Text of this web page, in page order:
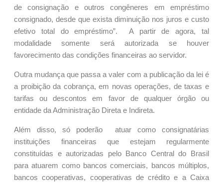
de consignação e outros congêneres em empréstimo
consignado, desde que exista diminuição nos juros e custo
efetivo total do empréstimo”. A partir de agora, tal
modalidade somente será autorizada se houver
favorecimento das condições financeiras ao servidor.
Outra mudança que passa a valer com a publicação da lei é
a proibição da cobrança, em novas operações, de taxas e
tarifas ou descontos em favor de qualquer órgão ou
entidade da Administração Direta e Indireta.
Além disso, só poderão atuar como consignatárias
instituições financeiras que estejam regularmente
constituídas e autorizadas pelo Banco Central do Brasil
para atuarem como bancos comerciais, bancos múltiplos,
bancos cooperativas, cooperativas de crédito e a Caixa